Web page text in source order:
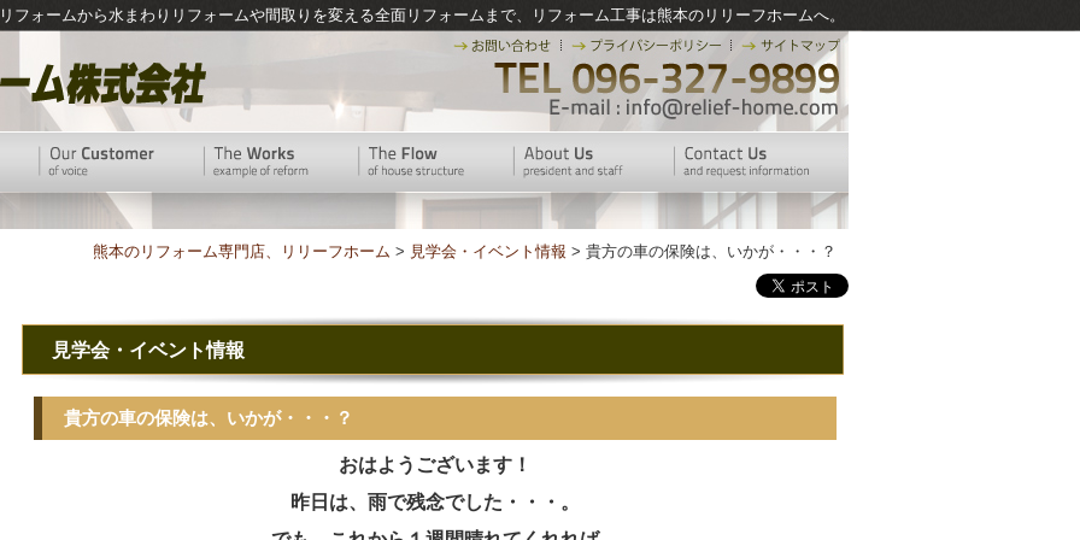
フォームから水まわりリフォームや間取りを変える全面リフォームまで、リフォーム工事は熊本のリリーフホームへ。
熊本のリフォーム専門店、リリーフホーム > 見学会・イベント情報 > 貴方の車の保険は、いかが・・・？
見学会・イベント情報
貴方の車の保険は、いかが・・・？
おはようございます！
昨日は、雨で残念でした・・・。